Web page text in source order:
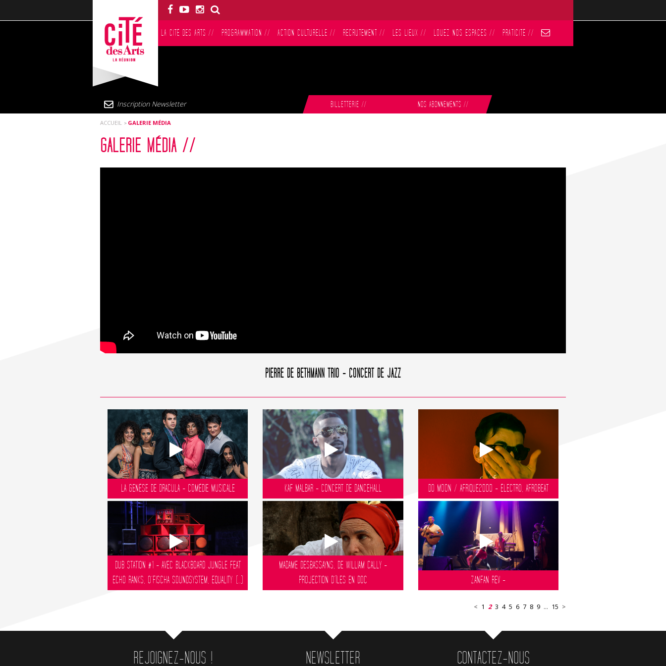
LA CITÉ DES ARTS // PROGRAMMATION // ACTION CULTURELLE // RECRUTEMENT // LES LIEUX // LOUEZ NOS ESPACES // PRATICITÉ //
BILLETTERIE // NOS ABONNEMENTS //
Inscription Newsletter
ACCUEIL GALERIE MÉDIA
GALERIE MÉDIA //
PIERRE DE BETHMANN TRIO - CONCERT DE JAZZ
LA GENÈSE DE DRACULA - COMÉDIE MUSICALE KAF MALBAR - CONCERT DE DANCEHALL DO MOON / AFRIQUE2000 - ÉLECTRO, AFROBEAT
DUB STATION #1 - AVEC BLACKBOARD JUNGLE FEAT
ECHO RANKS, O’FISCHA SOUNDSYSTEM, EQUALITY (...)
MADAME DESBASSAYNS, DE WILLIAM CALLY -
PROJECTION D’ÎLES EN DOC
ZANFAN REV -
< 1 2 3 4 5 6 7 8 9 ... 15 >
REJOIGNEZ-NOUS ! NEWSLETTER CONTACTEZ-NOUS